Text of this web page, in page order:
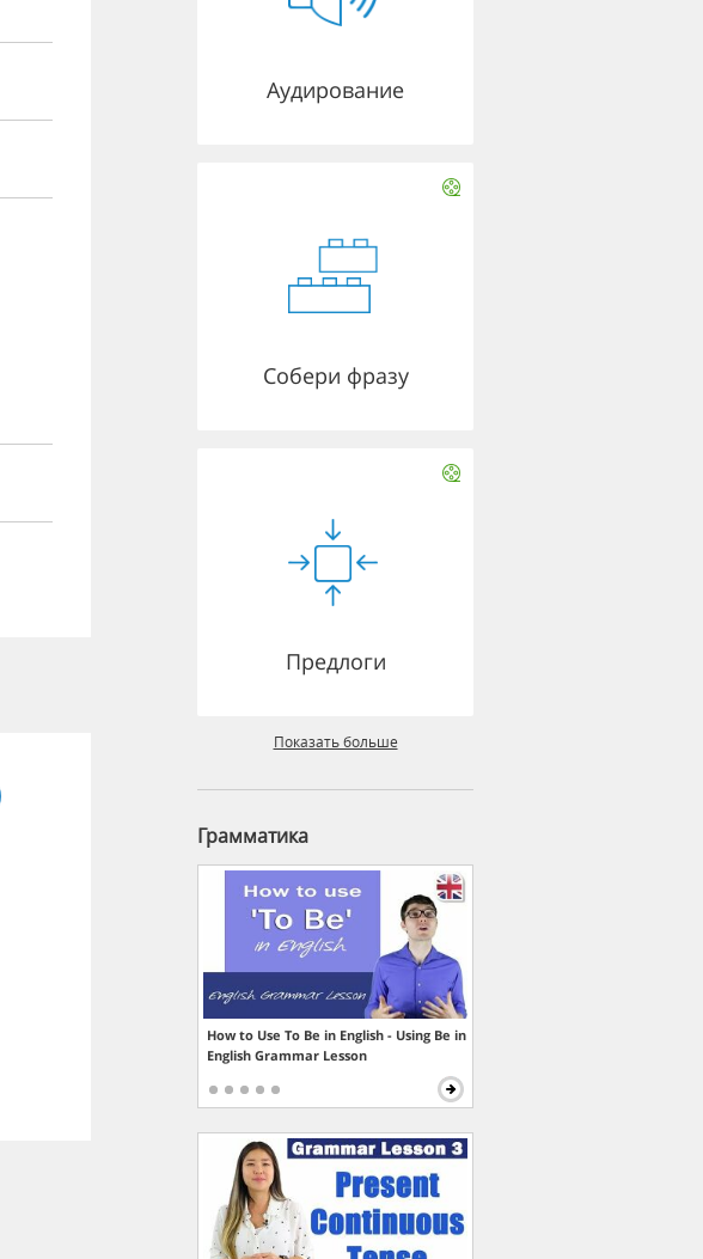
Аудирование
Собери фразу
Предлоги
Показать больше
Грамматика
How to Use To Be in English - Using Be in
English Grammar Lesson